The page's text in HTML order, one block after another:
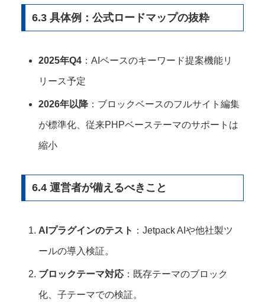
6.3 具体例：公式ロードマップの抜粋
2025年Q4 ：AIベースのキーワード提案機能リ
リース予定
2026年以降 ：ブロックベースのフルサイト編集
が標準化、従来PHPベーステーマのサポートは
縮小
6.4 運営者が備えるべきこと
AIプラグインのテスト ：Jetpack AIや他社製ツ
ールの導入検証。
ブロックテーマ対応 ：既存テーマのブロック
化、子テーマでの検証。